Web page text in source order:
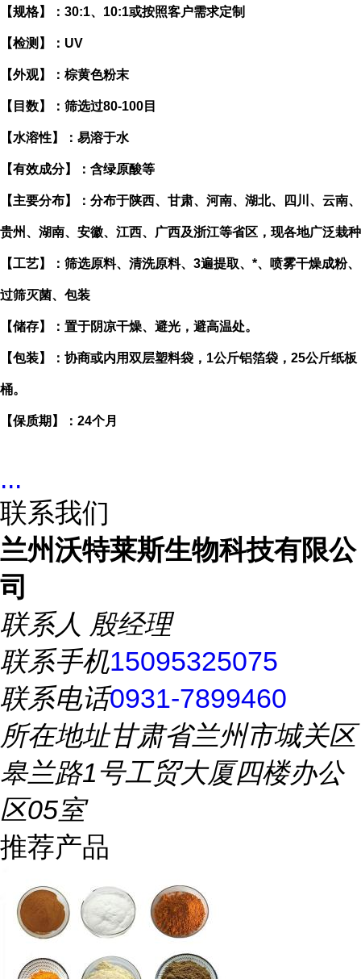
【规格】：30:1、10:1或按照客户需求定制
【检测】：UV
【外观】：棕黄色粉末
【目数】：筛选过80-100目
【水溶性】：易溶于水
【有效成分】：含绿原酸等
【主要分布】：分布于陕西、甘肃、河南、湖北、四川、云南、
贵州、湖南、安徽、江西、广西及浙江等省区，现各地广泛栽种
【工艺】：筛选原料、清洗原料、3遍提取、*、喷雾干燥成粉、
过筛灭菌、包装
【储存】：置于阴凉干燥、避光，避高温处。
【包装】：协商或内用双层塑料袋，1公斤铝箔袋，25公斤纸板
桶。
【保质期】：24个月
...
联系我们
兰州沃特莱斯生物科技有限公
司
联系人 殷经理
联系手机15095325075
联系电话0931-7899460
所在地址甘肃省兰州市城关区
皋兰路1号工贸大厦四楼办公
区05室
推荐产品